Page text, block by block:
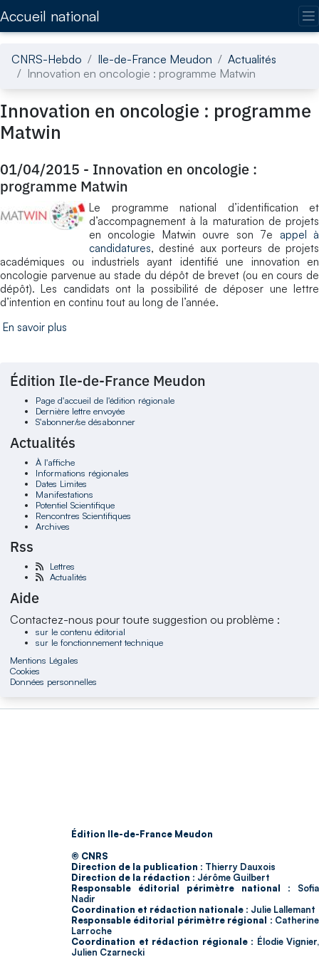
Accueil national
CNRS-Hebdo Ile-de-France Meudon
Actualités
Innovation en oncologie : programme Matwin
Innovation en oncologie : programme
Matwin
01/04/2015 - Innovation en oncologie :
programme Matwin
Le programme national d’identification et
d’accompagnement à la maturation de projets
en oncologie Matwin ouvre son 7e appel à
candidatures, destiné aux porteurs de projets
académiques ou industriels ayant identifié une innovation en
oncologie parvenue au stade du dépôt de brevet (ou en cours de
dépôt). Les candidats ont la possibilité de déposer une lettre
d’intention en continu tout au long de l’année.
En savoir plus
Édition Ile-de-France Meudon
Page d'accueil de l'édition régionale
Dernière lettre envoyée
S'abonner/se désabonner
Actualités
À l'affiche
Informations régionales
Dates Limites
Manifestations
Potentiel Scientifique
Rencontres Scientifiques
Archives
Rss
Lettres
Actualités
Aide
Contactez-nous pour toute suggestion ou problème :
sur le contenu éditorial
sur le fonctionnement technique
Mentions Légales
Cookies
Données personnelles
Édition Ile-de-France Meudon
© CNRS
Direction de la publication : Thierry Dauxois
Direction de la rédaction : Jérôme Guilbert
Responsable éditorial périmètre national : Sofia
Nadir
Coordination et rédaction nationale : Julie Lallemant
Responsable éditorial périmètre régional : Catherine
Larroche
Coordination et rédaction régionale : Élodie Vignier,
Julien Czarnecki